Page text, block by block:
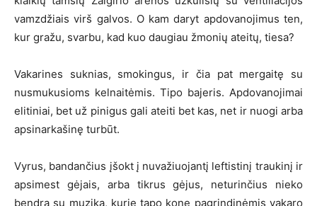
vamzdžiais virš galvos. O kam daryt apdovanojimus ten,
kur gražu, svarbu, kad kuo daugiau žmonių ateitų, tiesa?
Vakarines suknias, smokingus, ir čia pat mergaitę su
nusmukusioms kelnaitėmis. Tipo bajeris. Apdovanojimai
elitiniai, bet už pinigus gali ateiti bet kas, net ir nuogi arba
apsinarkašinę turbūt.
Vyrus, bandančius įšokt į nuvažiuojantį leftistinį traukinį ir
apsimest gėjais, arba tikrus gėjus, neturinčius nieko
bendra su muzika, kurie tapo kone pagrindinėmis vakaro